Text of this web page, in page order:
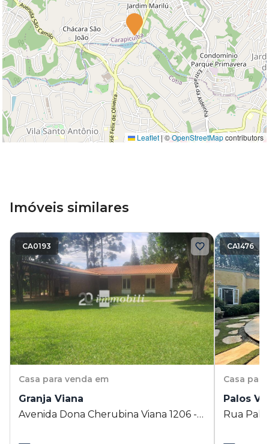
Leaflet|©OpenStreetMapcontributors
Imóveis similares
CA0193
Casa para venda em
Granja Viana
Avenida Dona Cherubina Viana 1206 -
CA1476
Casa
Palos
Rua